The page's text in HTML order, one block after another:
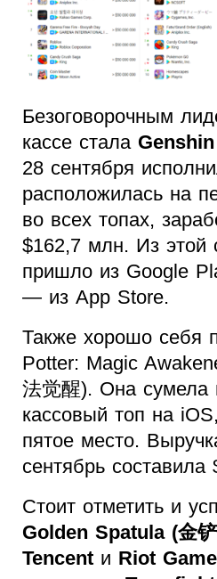
Безоговорочным
кассе стала
28 сентября
расположилась на
во всех топах,
$162,7 млн. Из
пришло из Google
— из App Store.
Также хорошо себя
Potter: Magic
法觉醒). Она сумела
кассовый топ на
пятое место.
сентябрь
Стоит отметить и
Golden Spatula (金
Tencent и Riot